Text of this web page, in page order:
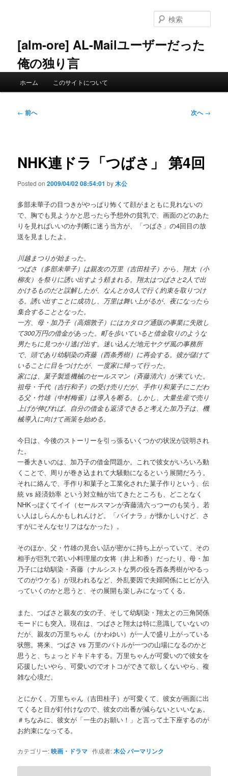
ン
へ
[alm-ore] AL-Mailユーザーだった
俺の独り言
索
ホーム このサイトについて
投
ー
ョ
← 前へ 次へ→
NHK連ドラ「つばさ」 第4回
Posted on2009/04/02 08:54:01 by木公
多部未華子の目つきがやっぱり怖くて顔がまともに見れないの
で、胸でも見ようかと思ったら予想外の貧乳で、画面のどのあた
りを見ればいいのか判断に迷う当方が、「つばさ」の4回目の放
送を見ましたよ。
川越まつりが始まった。
つばさ（多部未華子）は親友の万里（吉田桂子）から、翔太（小
柳友）を祭りに誘い出すよう頼まれる。翔太はつばさと2人で出
かけるものだと誤解したが、なんとか3人で行く約束を取りつけ
る。誘い出すことに成功し、万里は舞い上がるが、夜になったら
集合することとなった。
一方、母・加乃子（高畑敦子）にはカタログ通販の事業に失敗し
て300万円の借金があった。町を歩いていると借金取りのような
男たちに見つかり逃げ出す。迷い込んだ地元ヤクザ風の事務所
で、頭であり幼馴染の斉藤（西条秀樹）に再会する。彼が儲けて
いることに目をつけたが、一度家に帰って行った。
家には、菓子製造機械のセールスマン（斉藤清六）が来ていた。
祖母・千代（吉行和子）の受け売りだが、手作り和菓子にこだわ
る父・竹雄（中村梅雀）は導入を断る。しかし、大量生産で売り
上げが伸びれば、自分の借金も返済できると考えた加乃子は、機
械導入に向けて画策を始める。
今日は、今後のストーリーを引っ張るいくつかの状況が説明され
た。
一番大きいのは、加乃子の借金問題か。これで彼女がいろいろ動
くことで、周りが巻き込まれて大騒動になるという展開だろう。
それに絡んで、手作り和菓子と工業化された菓子作りという、伝
統 vs 経済効率 という対立軸が出てきたところも、どことなく
NHKっぽくてイイ（セールスマンが斉藤清六っつーのも笑う。若
い人はしらんかもしれんけど。「バイナラ」が懐かしいけど、さ
すがにそんなセリフはなかった）。
そのほか、父・竹雄の見合い話が密かに持ち上がっていて、その
相手が巨乳で若い小料理屋の女将（井上和香）だったり、母・加
乃子には幼馴染・斉藤（ナルシストな男の役を西条秀樹がやるっ
てのがウケる）が現われるなど、外乱要因で夫婦関係にヒビが入
っていくのかと思うと、その展開も楽しみになってくる。
また、つばさと親友の女の子、そして幼馴染・翔太との三角関係
モードにも突入。現在は、つばさと翔太は特に意識していないの
だが、親友の万里ちゃん（かわゆい）が一人で盛り上がっている
状態。将来、つばさ vs 万里のバトルが一つの山場になるのかと
思うと、ちょっとドキドキする。万里ちゃんが可愛いので彼女を
応援したいやら、可愛いのでオトコができて欲しくないやら、複
雑な心境だ。
とにかく、万里ちゃん（吉田桂子）が可愛くて、彼女が画面に出
てくると目が釘付けなので、彼女の出番が減らないといいなぁ。
＃ちなみに、彼女が「一生のお願い！」と言って土下座するのが
お約束になってる。
カテゴリー:映画・ドラマ 作成者:木公パーマリンク